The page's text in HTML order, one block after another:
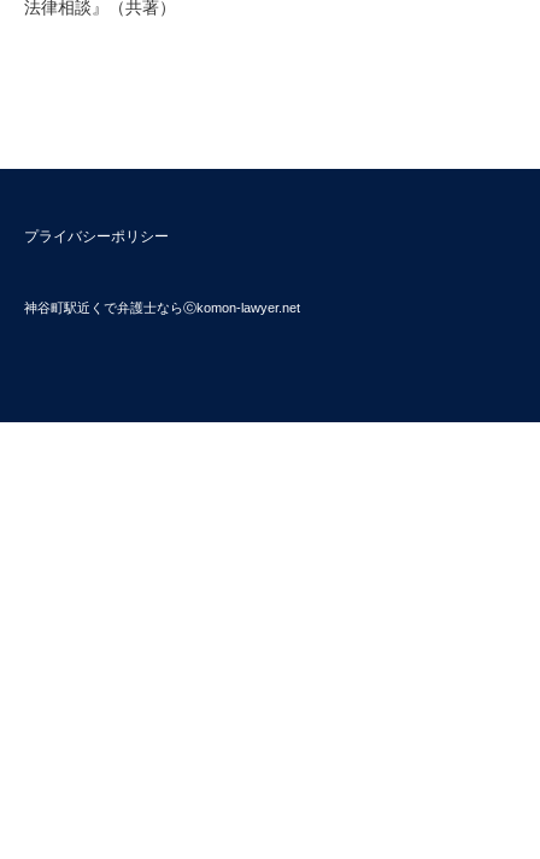
法律相談』（共著）
神谷町駅近くで弁護士ならⓒkomon-lawyer.net
プライバシーポリシー